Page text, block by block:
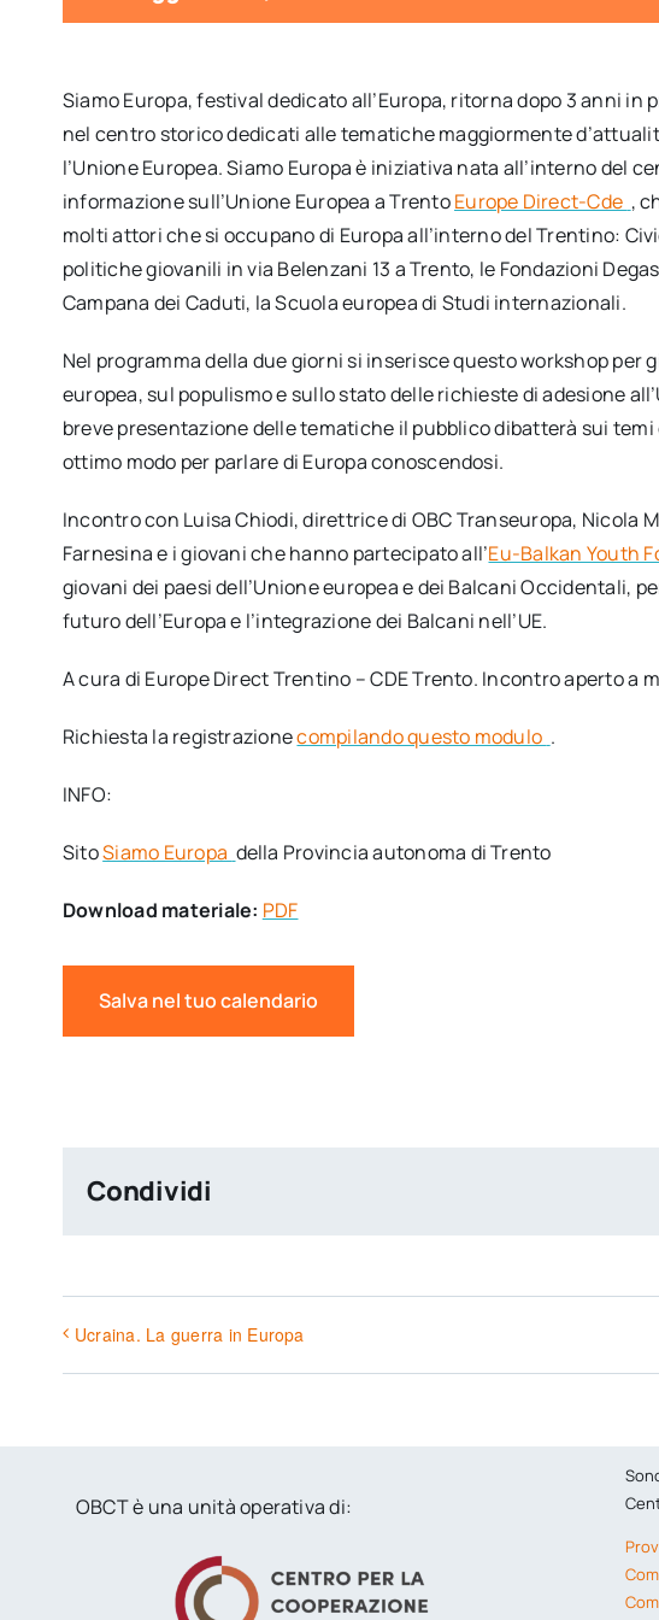
Siamo Europa, festival dedicato all’Europa, ritorna dopo 3 anni
nel centro storico dedicati alle tematiche maggiormente
l’Unione Europea. Siamo Europa è iniziativa nata all’interno del
informazione sull’Unione Europea a TrentoEurope Direct-Cde ,
molti attori che si occupano di Europa all’interno del Trentino:
politiche giovanili in via Belenzani 13 a Trento, le Fondazioni
Campana dei Caduti, la Scuola europea di Studi internazionali.
Nel programma della due giorni si inserisce questo workshop per
europea, sul populismo e sullo stato delle richieste di adesione
breve presentazione delle tematiche il pubblico dibatterà sui
ottimo modo per parlare di Europa conoscendosi.
Incontro con Luisa Chiodi, direttrice di OBC Transeuropa, Nicola
Farnesina e i giovani che hanno partecipato all’Eu-Balkan Youth
giovani dei paesi dell’Unione europea e dei Balcani Occidentali,
futuro dell’Europa e l’integrazione dei Balcani nell’UE.
A cura di Europe Direct Trentino – CDE Trento. Incontro aperto a
Richiesta la registrazionecompilando questo modulo .
INFO:
SitoSiamo Europa della Provincia autonoma di Trento
Download materiale: PDF
Salva nel tuo calendario
Condividi
Ucraina. La guerra in Europa
OBCT è una unità operativa di: